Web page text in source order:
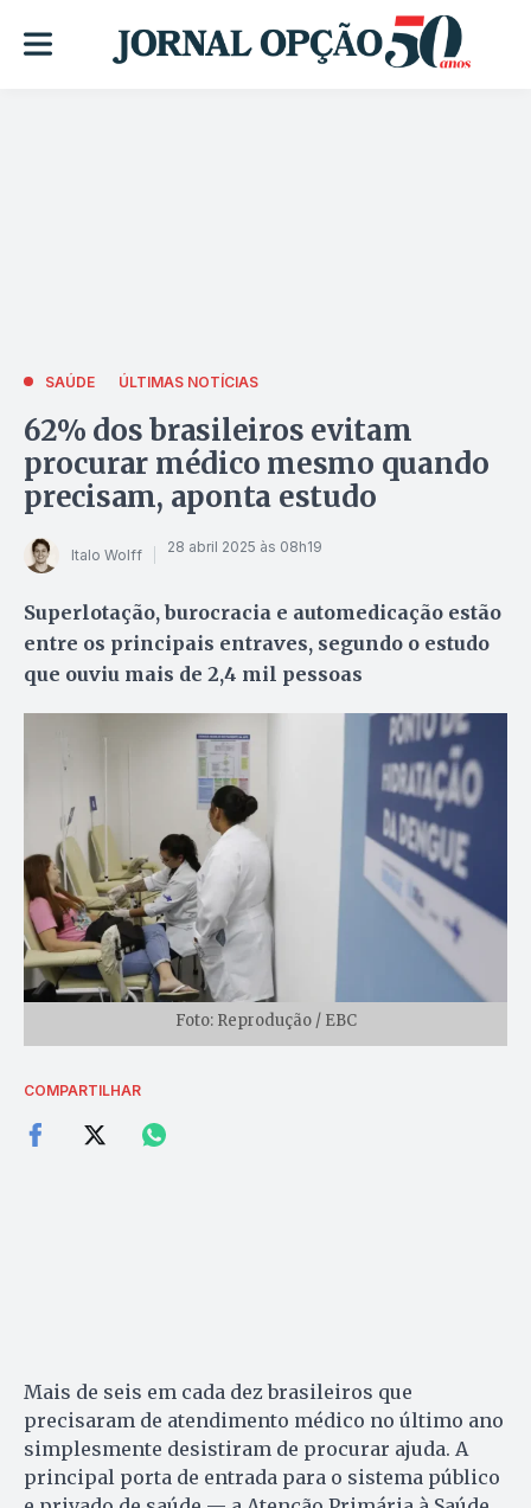
SAÚDE ÚLTIMAS NOTÍCIAS
62% dos brasileiros evitam
procurar médico mesmo quando
precisam, aponta estudo
Italo Wolff 28 abril 2025 às 08h19
Superlotação, burocracia e automedicação estão
entre os principais entraves, segundo o estudo
que ouviu mais de 2,4 mil pessoas
Foto: Reprodução / EBC
COMPARTILHAR
Mais de seis em cada dez brasileiros que
precisaram de atendimento médico no último ano
simplesmente desistiram de procurar ajuda. A
principal porta de entrada para o sistema público